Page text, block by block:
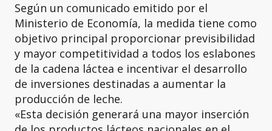
Según un comunicado emitido por el
Ministerio de Economía, la medida tiene como
objetivo principal proporcionar previsibilidad
y mayor competitividad a todos los eslabones
de la cadena láctea e incentivar el desarrollo
de inversiones destinadas a aumentar la
producción de leche.
«Esta decisión generará una mayor inserción